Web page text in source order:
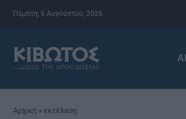
Πέμπτη, 6 Αυγούστου, 2026
Αρχική » εκτέλεση